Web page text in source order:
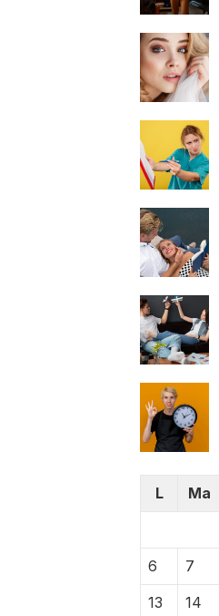
L Ma
6
7
13
14